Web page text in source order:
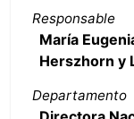
Responsable
María
Herszhorn y
Departamento